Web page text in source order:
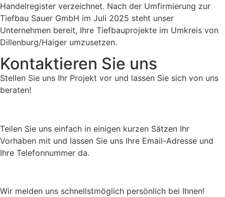
Handelregister verzeichnet. Nach der Umfirmierung zur
Tiefbau Sauer GmbH im Juli 2025 steht unser
Unternehmen bereit, Ihre Tiefbauprojekte im Umkreis von
Dillenburg/Haiger umzusetzen.
Kontaktieren Sie uns
Stellen Sie uns Ihr Projekt vor und lassen Sie sich von uns
beraten!
Teilen Sie uns einfach in einigen kurzen Sätzen Ihr
Vorhaben mit und lassen Sie uns Ihre Email-Adresse und
Ihre Telefonnummer da.
Wir melden uns schnellstmöglich persönlich bei Ihnen!